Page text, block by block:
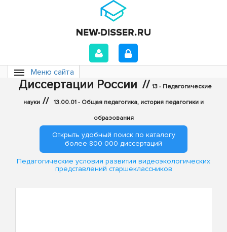
Меню сайта
Диссертации России // 13 - Педагогические
науки // 13.00.01 - Общая педагогика, история педагогики и
образования
Открыть удобный поиск по каталогу
более 800 000 диссертаций
Педагогические условия развития видеоэкологических
представлений старшеклассников